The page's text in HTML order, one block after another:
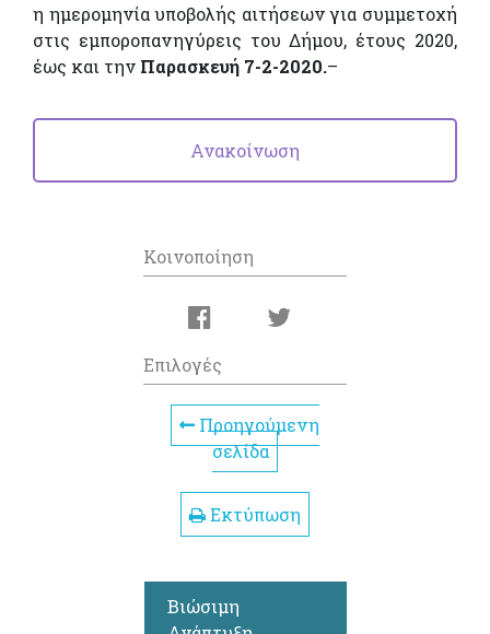
η ημερομηνία υποβολής αιτήσεων για συμμετοχή
στις εμποροπανηγύρεις του Δήμου, έτους 2020,
έως και την Παρασκευή 7-2-2020.–
Ανακοίνωση
Κοινοποίηση
Επιλογές
Προηγούμενη
σελίδα
Εκτύπωση
Βιώσιμη